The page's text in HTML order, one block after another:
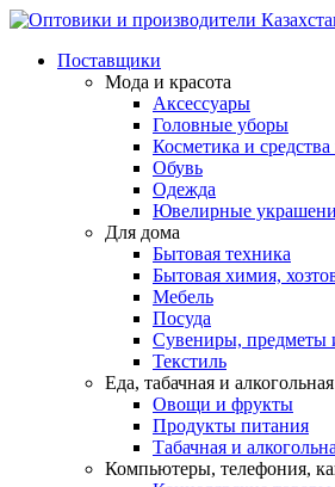
Поставщики
Мода и красота
Аксессуары
Головные уборы
Косметика и
Обувь
Одежда
Ювелирные
Для дома
Бытовая техника
Бытовая химия,
Мебель
Посуда
Сувениры, предметы
Текстиль
Еда, табачная и
Овощи и фрукты
Продукты питания
Табачная и
Компьютеры, телефония,